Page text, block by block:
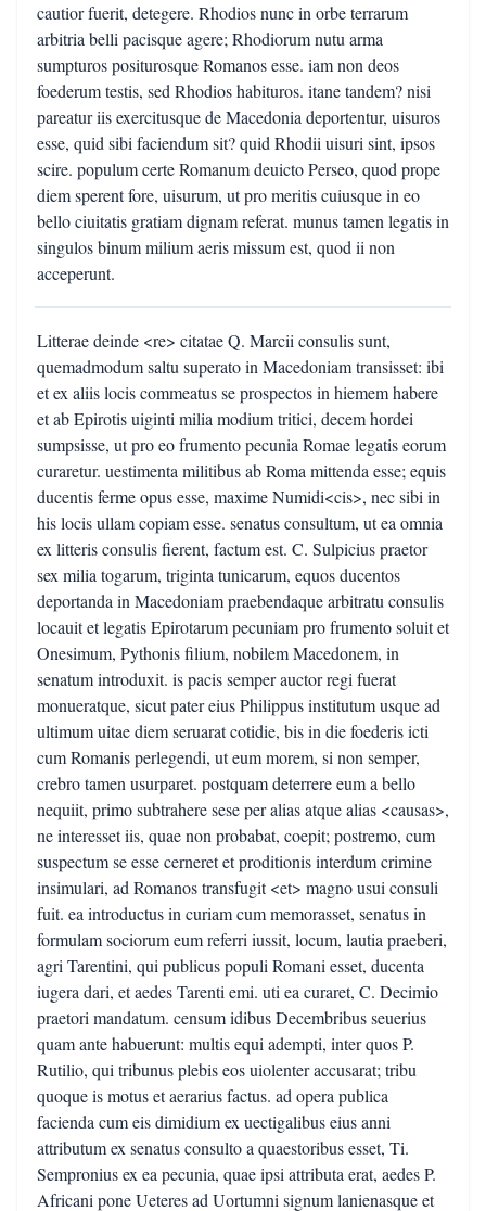
cautior fuerit, detegere. Rhodios nunc in orbe terrarum
arbitria belli pacisque agere; Rhodiorum nutu arma
sumpturos positurosque Romanos esse. iam non deos
foederum testis, sed Rhodios habituros. itane tandem? nisi
pareatur iis exercitusque de Macedonia deportentur, uisuros
esse, quid sibi faciendum sit? quid Rhodii uisuri sint, ipsos
scire. populum certe Romanum deuicto Perseo, quod prope
diem sperent fore, uisurum, ut pro meritis cuiusque in eo
bello ciuitatis gratiam dignam referat. munus tamen legatis in
singulos binum milium aeris missum est, quod ii non
acceperunt.
Litterae deinde <re> citatae Q. Marcii consulis sunt,
quemadmodum saltu superato in Macedoniam transisset: ibi
et ex aliis locis commeatus se prospectos in hiemem habere
et ab Epirotis uiginti milia modium tritici, decem hordei
sumpsisse, ut pro eo frumento pecunia Romae legatis eorum
curaretur. uestimenta militibus ab Roma mittenda esse; equis
ducentis ferme opus esse, maxime Numidi<cis>, nec sibi in
his locis ullam copiam esse. senatus consultum, ut ea omnia
ex litteris consulis fierent, factum est. C. Sulpicius praetor
sex milia togarum, triginta tunicarum, equos ducentos
deportanda in Macedoniam praebendaque arbitratu consulis
locauit et legatis Epirotarum pecuniam pro frumento soluit et
Onesimum, Pythonis filium, nobilem Macedonem, in
senatum introduxit. is pacis semper auctor regi fuerat
monueratque, sicut pater eius Philippus institutum usque ad
ultimum uitae diem seruarat cotidie, bis in die foederis icti
cum Romanis perlegendi, ut eum morem, si non semper,
crebro tamen usurparet. postquam deterrere eum a bello
nequiit, primo subtrahere sese per alias atque alias <causas>,
ne interesset iis, quae non probabat, coepit; postremo, cum
suspectum se esse cerneret et proditionis interdum crimine
insimulari, ad Romanos transfugit <et> magno usui consuli
fuit. ea introductus in curiam cum memorasset, senatus in
formulam sociorum eum referri iussit, locum, lautia praeberi,
agri Tarentini, qui publicus populi Romani esset, ducenta
iugera dari, et aedes Tarenti emi. uti ea curaret, C. Decimio
praetori mandatum. censum idibus Decembribus seuerius
quam ante habuerunt: multis equi adempti, inter quos P.
Rutilio, qui tribunus plebis eos uiolenter accusarat; tribu
quoque is motus et aerarius factus. ad opera publica
facienda cum eis dimidium ex uectigalibus eius anni
attributum ex senatus consulto a quaestoribus esset, Ti.
Sempronius ex ea pecunia, quae ipsi attributa erat, aedes P.
Africani pone Ueteres ad Uortumni signum lanienasque et